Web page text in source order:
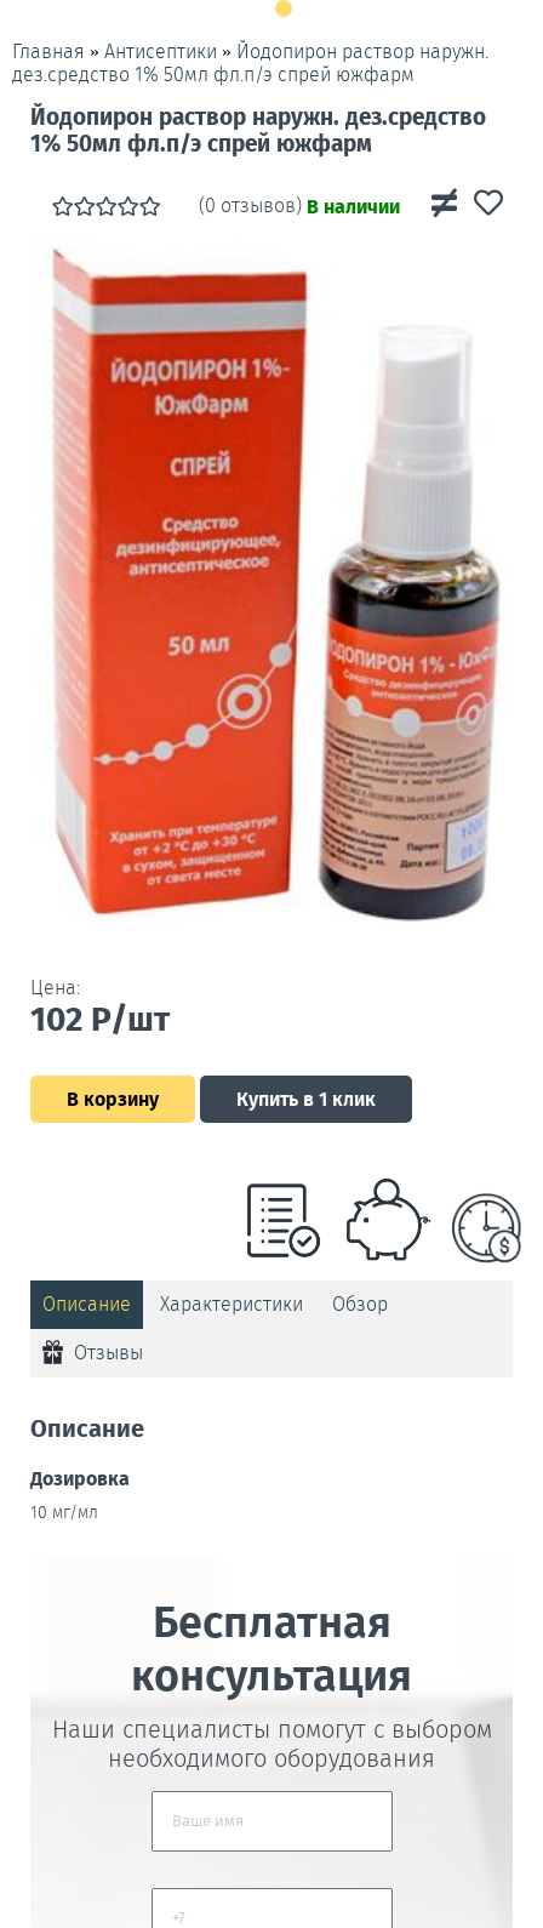
Главная » Антисептики » Йодопирон раствор наружн.
дез.средство 1% 50мл фл.п/э спрей южфарм
Йодопирон раствор наружн. дез.средство
1% 50мл фл.п/э спрей южфарм
(0 отзывов) В наличии
Цена:
102 Р/шт
В корзину Купить в 1 клик
Описание Характеристики Обзор
Отзывы
Описание
Дозировка
10 мг/мл
Бесплатная
консультация
Наши специалисты помогут с выбором
необходимого оборудования